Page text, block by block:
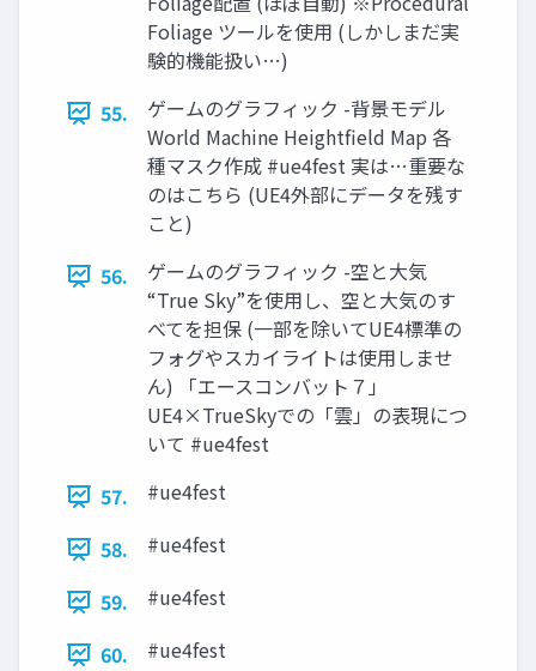
Foliage ツールを使用 (しかしまだ実
験的機能扱い…)
55.
ゲームのグラフィック -背景モデル
World Machine Heightfield Map 各
種マスク作成 #ue4fest 実は…重要な
のはこちら (UE4外部にデータを残す
こと)
56.
ゲームのグラフィック -空と大気
“True Sky”を使用し、空と大気のす
べてを担保 (一部を除いてUE4標準の
フォグやスカイライトは使用しませ
ん) 「エースコンバット７」
UE4×TrueSkyでの「雲」の表現につ
いて #ue4fest
57.
#ue4fest
58.
#ue4fest
59.
#ue4fest
60.
#ue4fest